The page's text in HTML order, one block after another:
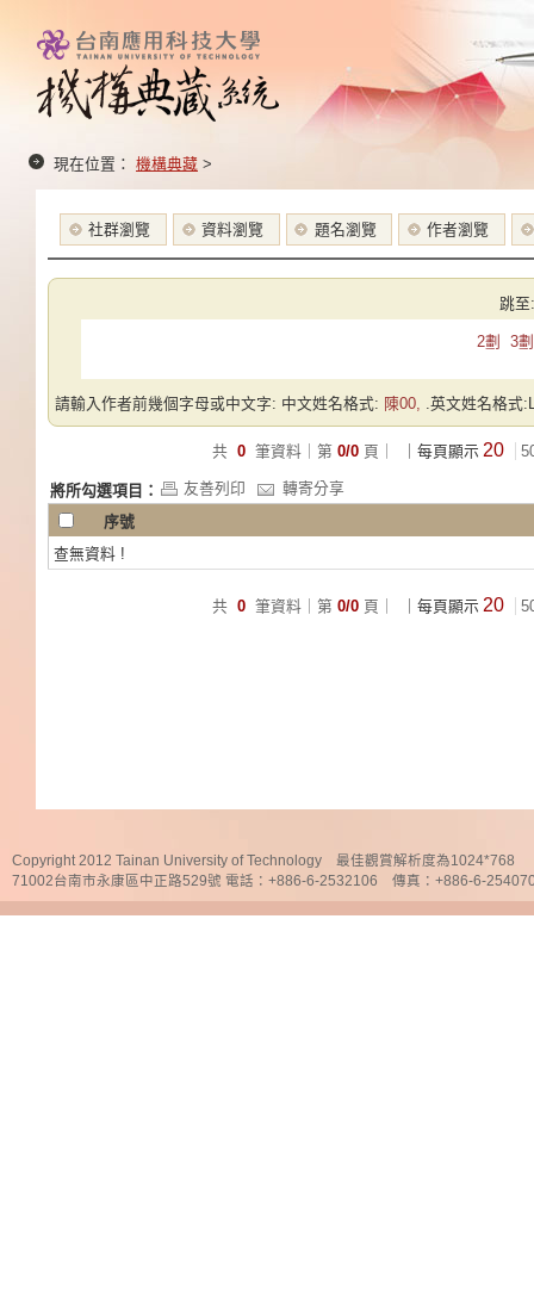
現在位置： 機構典藏 >
社群瀏覽 資料瀏覽 題名瀏覽 作者瀏覽
跳至:
2劃 3劃
請輸入作者前幾個字母或中文字: 中文姓名格式: 陳00, .英文姓名格式
共 0 筆資料｜第 0/0 頁｜ ｜每頁顯示 20
將所勾選項目： 友善列印
轉寄分享
序號
查無資料 !
共 0 筆資料｜第 0/0 頁｜ ｜每頁顯示 20
Copyright 2012 Tainan University of Technology 最佳觀賞解析度為1024*768
71002台南市永康區中正路529號 電話：+886-6-2532106 傳真：+886-6-